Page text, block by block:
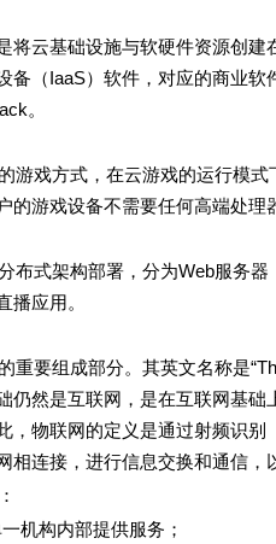
云基础设施与软硬件资源创建
备（IaaS）软件，对应的商业
。
戏方式，在云游戏的运行模式
的游戏设备不需要任何高端处
式架构部署，分为Web服务器
播应用。
组成部分。其英文名称是
仍然是互联网，是在互联网基
，物联网的定义是通过射频识
相连接，进行信息交换和通信
构内部提供服务；